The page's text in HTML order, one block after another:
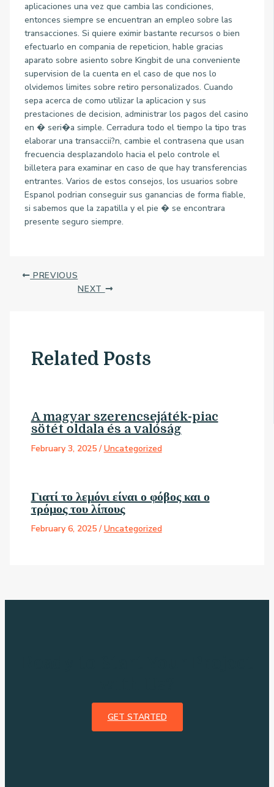
aplicaciones una vez que cambia las condiciones,
entonces siempre se encuentran an empleo sobre las
transacciones. Si quiere eximir bastante recursos o bien
efectuarlo en compania de repeticion, hable gracias
aparato sobre asiento sobre Kingbit de una conveniente
supervision de la cuenta en el caso de que nos lo
olvidemos limites sobre retiro personalizados. Cuando
sepa acerca de como utilizar la aplicacion y sus
prestaciones de decision, administrar los pagos del casino
en � seri�a simple. Cerradura todo el tiempo la tipo tras
elaborar una transaccii?n, cambie el contrasena que usan
frecuencia desplazandolo hacia el pelo controle el
billetera para examinar en caso de que hay transferencias
entrantes. Varios de estos consejos, los usuarios sobre
Espanol podrian conseguir sus ganancias de forma fiable,
si sabemos que la zapatilla y el pie � se encontrara
presente seguro siempre.
PREVIOUS
NEXT
Related Posts
A magyar szerencsejáték-piac
sötét oldala és a valóság
February 3, 2025/Uncategorized
Γιατί το λεμόνι είναι ο φόβος και ο
τρόμος του λίπους
February 6, 2025/Uncategorized
GET STARTED